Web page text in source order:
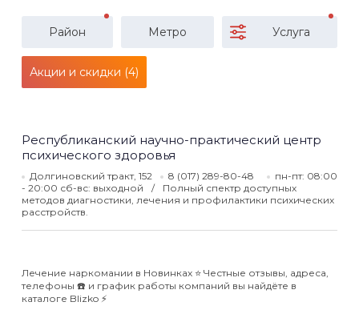
Район Метро Услуга
Акции и скидки (4)
Республиканский научно-практический центр
психического здоровья
Долгиновский тракт, 152 8 (017) 289-80-48
пн-пт: 08:00
- 20:00 сб-вс: выходной
Полный спектр доступных
методов диагностики, лечения и профилактики психических
расстройств.
Лечение наркомании в Новинках ⭐️ Честные отзывы, адреса,
телефоны ☎️ и график работы компаний вы найдёте в
каталоге Blizko ⚡️